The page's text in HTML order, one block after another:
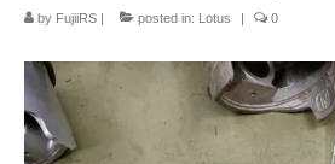
S
Y
個
by FujiiRS | posted in: Lotus | 0